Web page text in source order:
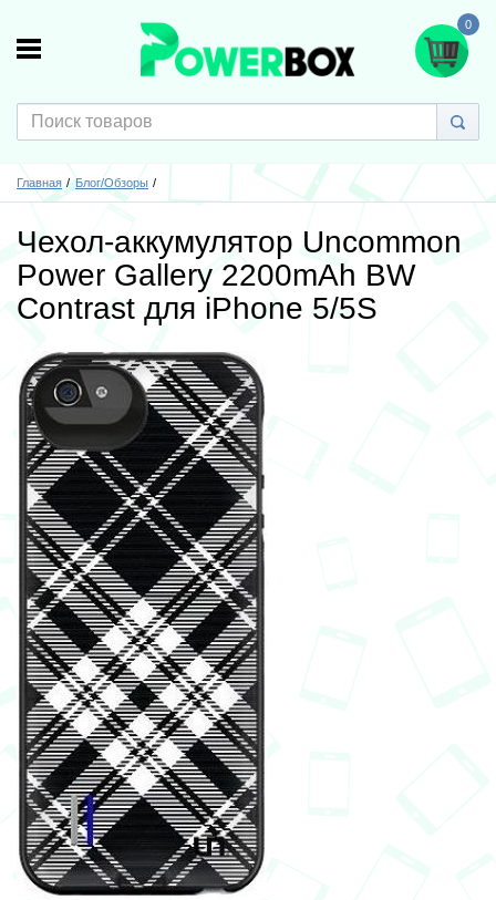
0
Главная Блог/Обзоры
Чехол-аккумулятор Uncommon
Power Gallery 2200mAh BW
Contrast для iPhone 5/5S